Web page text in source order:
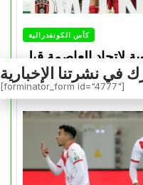
كأس الكونفدرالية
لإتحاد العاصمة قبل
نهائي الكونفدرالية
[forminator_form id="4777"]